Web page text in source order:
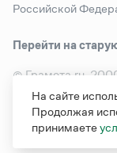
Российской
Перейти на
© Грамота.ru,
Свидетельство
выдано 10.02.2023
Дизайн — Мария
На сайте
Продолжая
принимаете